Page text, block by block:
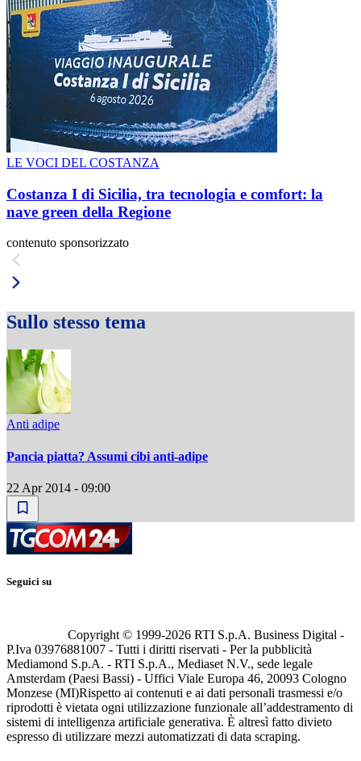
LE VOCI DEL COSTANZA
Costanza I di Sicilia, tra tecnologia e comfort: la
nave green della Regione
contenuto sponsorizzato
Sullo stesso tema
Anti adipe
Pancia piatta? Assumi cibi anti-adipe
22 Apr 2014 - 09:00
Seguici su
Copyright © 1999-2026 RTI S.p.A. Business Digital -
P.Iva 03976881007 - Tutti i diritti riservati - Per la pubblicità
Mediamond S.p.A. - RTI S.p.A., Mediaset N.V., sede legale
Amsterdam (Paesi Bassi) - Uffici Viale Europa 46, 20093 Cologno
Monzese (MI)Rispetto ai contenuti e ai dati personali trasmessi e/o
riprodotti è vietata ogni utilizzazione funzionale all’addestramento di
sistemi di intelligenza artificiale generativa. È altresì fatto divieto
espresso di utilizzare mezzi automatizzati di data scraping.